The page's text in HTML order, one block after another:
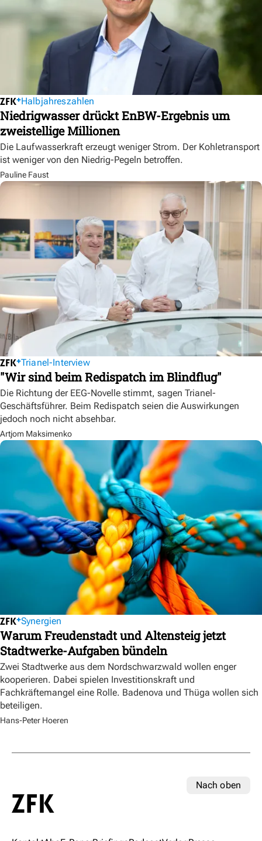
Halbjahreszahlen
Niedrigwasser drückt EnBW-Ergebnis um
zweistellige Millionen
Die Laufwasserkraft erzeugt weniger Strom. Der Kohletransport
ist weniger von den Niedrig-Pegeln betroffen.
Pauline Faust
Trianel-Interview
"Wir sind beim Redispatch im Blindflug"
Die Richtung der EEG-Novelle stimmt, sagen Trianel-
Geschäftsführer. Beim Redispatch seien die Auswirkungen
jedoch noch nicht absehbar.
Artjom Maksimenko
Synergien
Warum Freudenstadt und Altensteig jetzt
Stadtwerke-Aufgaben bündeln
Zwei Stadtwerke aus dem Nordschwarzwald wollen enger
kooperieren. Dabei spielen Investitionskraft und
Fachkräftemangel eine Rolle. Badenova und Thüga wollen sich
beteiligen.
Hans-Peter Hoeren
Nach oben